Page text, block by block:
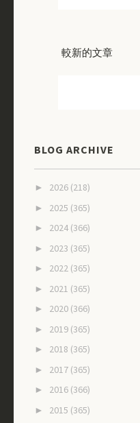
較新的文章
BLOG ARCHIVE
► 2026 (218)
► 2025 (365)
► 2024 (366)
► 2023 (365)
► 2022 (365)
► 2021 (365)
► 2020 (366)
► 2019 (365)
► 2018 (365)
► 2017 (365)
► 2016 (366)
► 2015 (365)